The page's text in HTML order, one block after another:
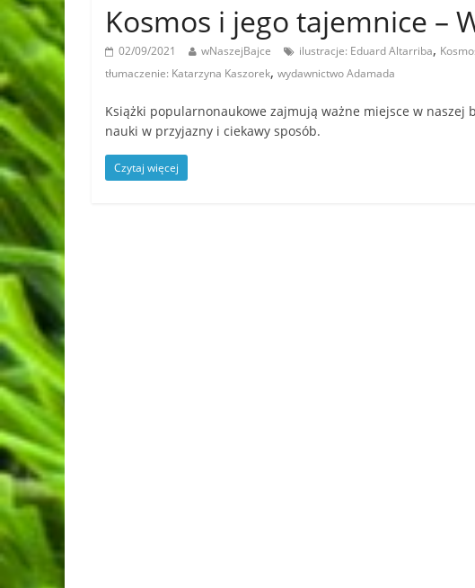
Kosmos i jego tajemnice –
02/09/2021 wNaszejBajce ilustracje: Eduard Altarriba,
tłumaczenie: Katarzyna Kaszorek, wydawnictwo Adamada
Książki popularnonaukowe zajmują ważne miejsce w
nauki w przyjazny i ciekawy sposób.
Czytaj więcej